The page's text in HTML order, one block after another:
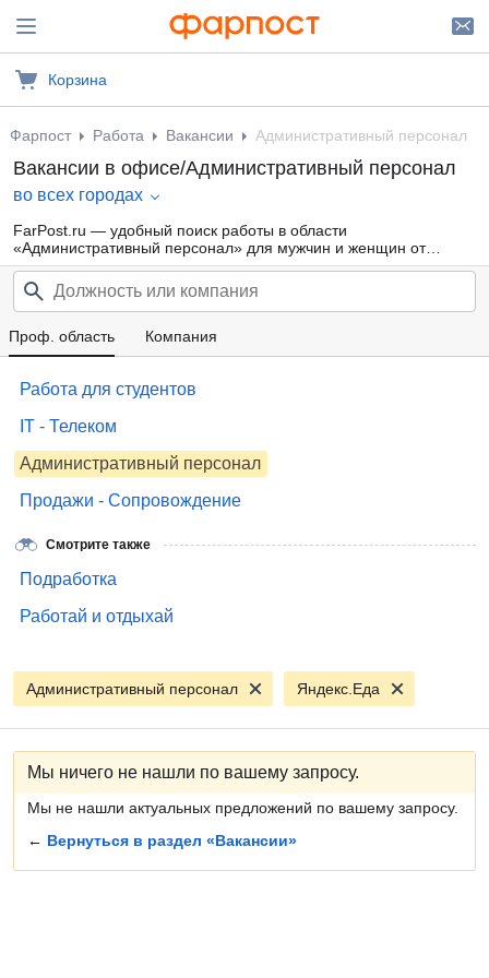
Корзина
Фарпост Работа Вакансии Административный персонал
Вакансии в офисе/Административный персонал
во всех городах
FarPost.ru — удобный поиск работы в области
«Административный персонал» для мужчин и женщин от
прямых работодателей, а также от кадровых агентств. Свежие
вакансии каждый день.
Проф. область Компания
Работа для студентов
IT - Телеком
Административный персонал
Продажи - Сопровождение
Смотрите также
Подработка
Работай и отдыхай
Административный персонал Яндекс.Еда
Мы ничего не нашли по вашему запросу.
Мы не нашли актуальных предложений по вашему запросу.
← Вернуться в раздел «Вакансии»